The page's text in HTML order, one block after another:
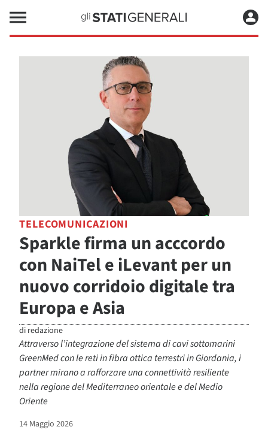
TELECOMUNICAZIONI
Sparkle firma un acccordo
con NaiTel e iLevant per un
nuovo corridoio digitale tra
Europa e Asia
di redazione
Attraverso l’integrazione del sistema di cavi sottomarini
GreenMed con le reti in fibra ottica terrestri in Giordania, i
partner mirano a rafforzare una connettività resiliente
nella regione del Mediterraneo orientale e del Medio
Oriente
14 Maggio 2026